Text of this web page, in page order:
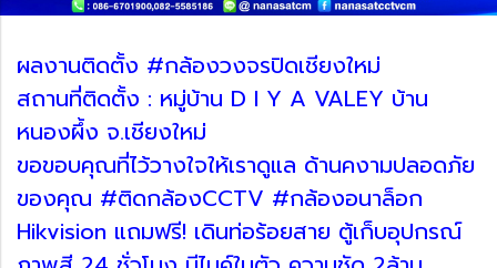
ผลงานติดตั้ง #กล้องวงจรปิดเชียงใหม่
สถานที่ติดตั้ง : หมู่บ้าน D I Y A VALEY บ้าน
หนองผึ้ง จ.เชียงใหม่
ขอขอบคุณที่ไว้วางใจให้เราดูแล ด้านคงามปลอดภัย
ของคุณ #ติดกล้องCCTV #กล้องอนาล็อก
Hikvision แถมฟรี! เดินท่อร้อยสาย ตู้เก็บอุปกรณ์